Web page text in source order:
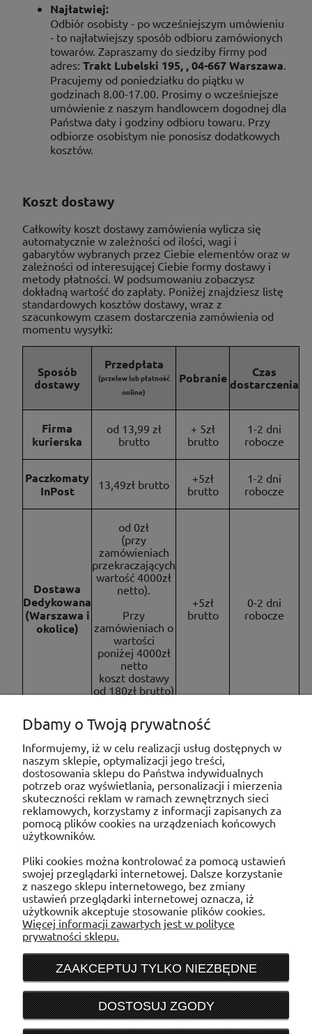
Najłatwiej:
Odbiór osobisty - po wcześniejszym umówieniu
- ­to najłatwiejszy sposób odbioru zamówionych
towarów. Zapraszamy do siedziby firmy pod
adres: Trakt Lubelski 195, , 04-667 Warszawa
Pracujemy od poniedziałku do piątku w
godzinach 8.00-17.00. Prosimy o wcześniejsze
umówienie z naszym handlowcem dogodnej dla
Państwa daty i godziny odbioru towaru. Przy
odbiorze osobistym nie ponosisz dodatkowych
kosztów.
Koszt dostawy
Całkowity koszt dostawy zamówienia wylicza się
automatycznie w zależności od ilości, wagi i
gabarytów wybranych przez Ciebie elementów oraz w
zależności od interesującej Ciebie formy dostawy i
metody płatności. W podsumowaniu zobaczysz
dokładną wartość do zapłaty. Poniżej znajdziesz listę
standardowych kosztów dostawy, wraz z
szacunkowym czasem dostarczenia zamówienia od
momentu wysyłki:
Sposób
dostawy
Przedpłata
(przelew lub płatność
online)
Pobranie
Czas
dostarczenia
Firma
kurierska
od 13,99 zł
brutto
+ 5zł
brutto
1-2 dni
robocze
Paczkomaty
InPost
13,49zł brutto
+5zł
brutto
1-2 dni
robocze
Dostawa
Dedykowana
(Warszawa i
okolice)
od 0zł
(przy
zamówieniach
przekraczających
wartość 4000zł
netto).
Przy
zamówieniach o
wartości
poniżej 4000zł
netto
koszt dostawy
od 180zł brutto)
+5zł
brutto
0-2 dni
robocze
Odbiór
bezpłatnie bezpłatnie
MOJE KONTO
PŁATNOŚCI I DOSTAWA
INFORMACJE
O NAS
Sklep internetowy WENTYLACJAB2B
Dbamy o Twoją prywatność
Informujemy, iż w celu realizacji usług dostępnych w
naszym sklepie, optymalizacji jego treści,
dostosowania sklepu do Państwa indywidualnych
potrzeb oraz wyświetlania, personalizacji i mierzenia
skuteczności reklam w ramach zewnętrznych sieci
reklamowych, korzystamy z informacji zapisanych za
pomocą plików cookies na urządzeniach końcowych
użytkowników.
Pliki cookies można kontrolować za pomocą ustawień
swojej przeglądarki internetowej. Dalsze korzystanie
z naszego sklepu internetowego, bez zmiany
ustawień przeglądarki internetowej oznacza, iż
użytkownik akceptuje stosowanie plików cookies.
Więcej informacji zawartych jest w polityce
prywatności sklepu.
ZAAKCEPTUJ TYLKO NIEZBĘDNE
DOSTOSUJ ZGODY